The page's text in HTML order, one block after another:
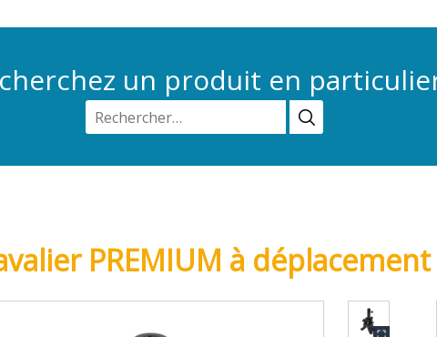
un produit en
PREMIUM à déplacement